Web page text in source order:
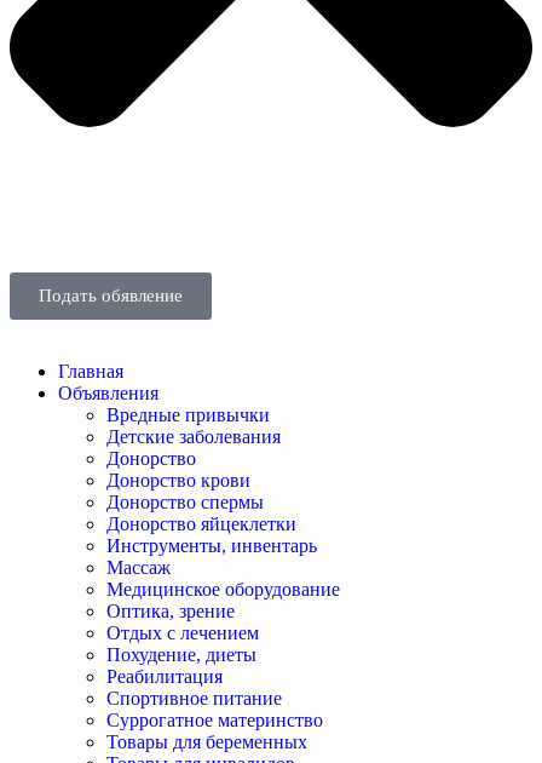
Подать обявление
Главная
Объявления
Вредные привычки
Детские заболевания
Донорство
Донорство крови
Донорство спермы
Донорство яйцеклетки
Инструменты, инвентарь
Массаж
Медицинское оборудование
Оптика, зрение
Отдых с лечением
Похудение, диеты
Реабилитация
Спортивное питание
Суррогатное материнство
Товары для беременных